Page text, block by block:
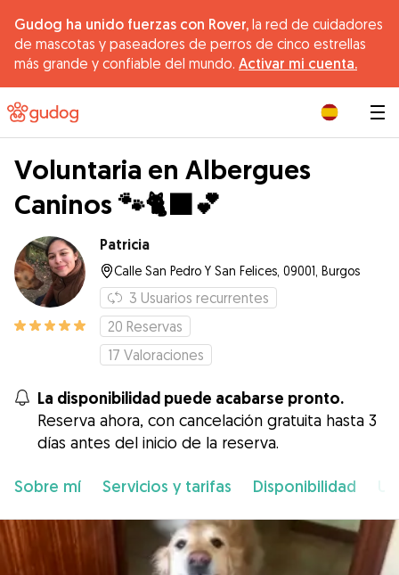
Gudog ha unido fuerzas con Rover, la red de cuidadores
de mascotas y paseadores de perros de cinco estrellas
más grande y confiable del mundo. Activar mi cuenta.
Voluntaria en Albergues
Caninos 🐾🐈‍⬛💕
Patricia
Calle San Pedro Y San Felices, 09001, Burgos
3 Usuarios recurrentes
20 Reservas
17 Valoraciones
La disponibilidad puede acabarse pronto.
Reserva ahora, con cancelación gratuita hasta 3
días antes del inicio de la reserva.
Sobre mí Servicios y tarifas Disponibilidad